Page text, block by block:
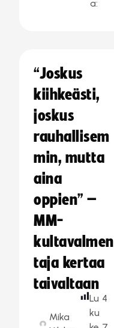
a:
“Joskus
kiihkeästi,
joskus
rauhallisem
min, mutta
aina
oppien” –
MM-
kultavalmen
taja kertaa
taivaltaan
Mika
Lu
ku
4